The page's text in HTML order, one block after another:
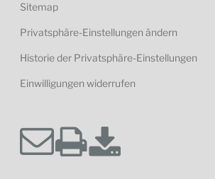
Sitemap
Privatsphäre-Einstellungen ändern
Historie der Privatsphäre-Einstellungen
Einwilligungen widerrufen